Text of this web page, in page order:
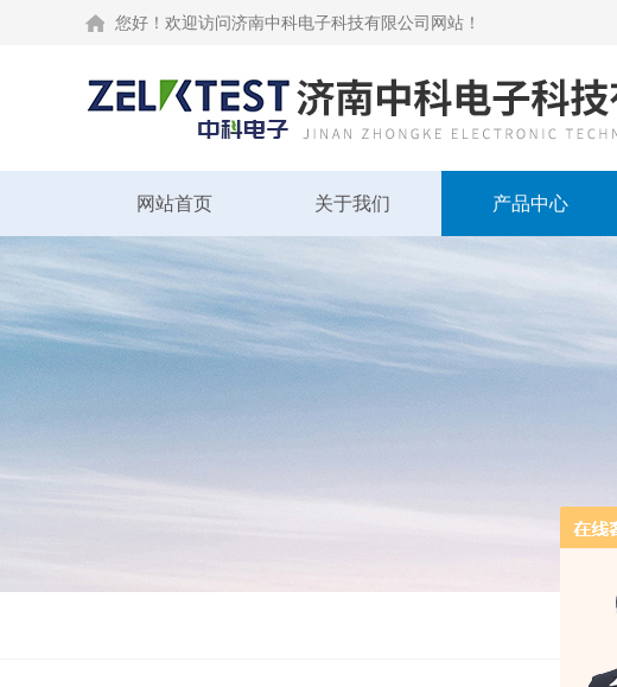
您好！欢迎访问济南中科电子科技有限公司网站！
网站首页 关于我们 产品中心